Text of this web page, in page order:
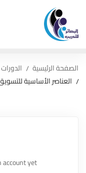
الصفحة الرئيسية الدورات
العناصر الأساسية
yet?